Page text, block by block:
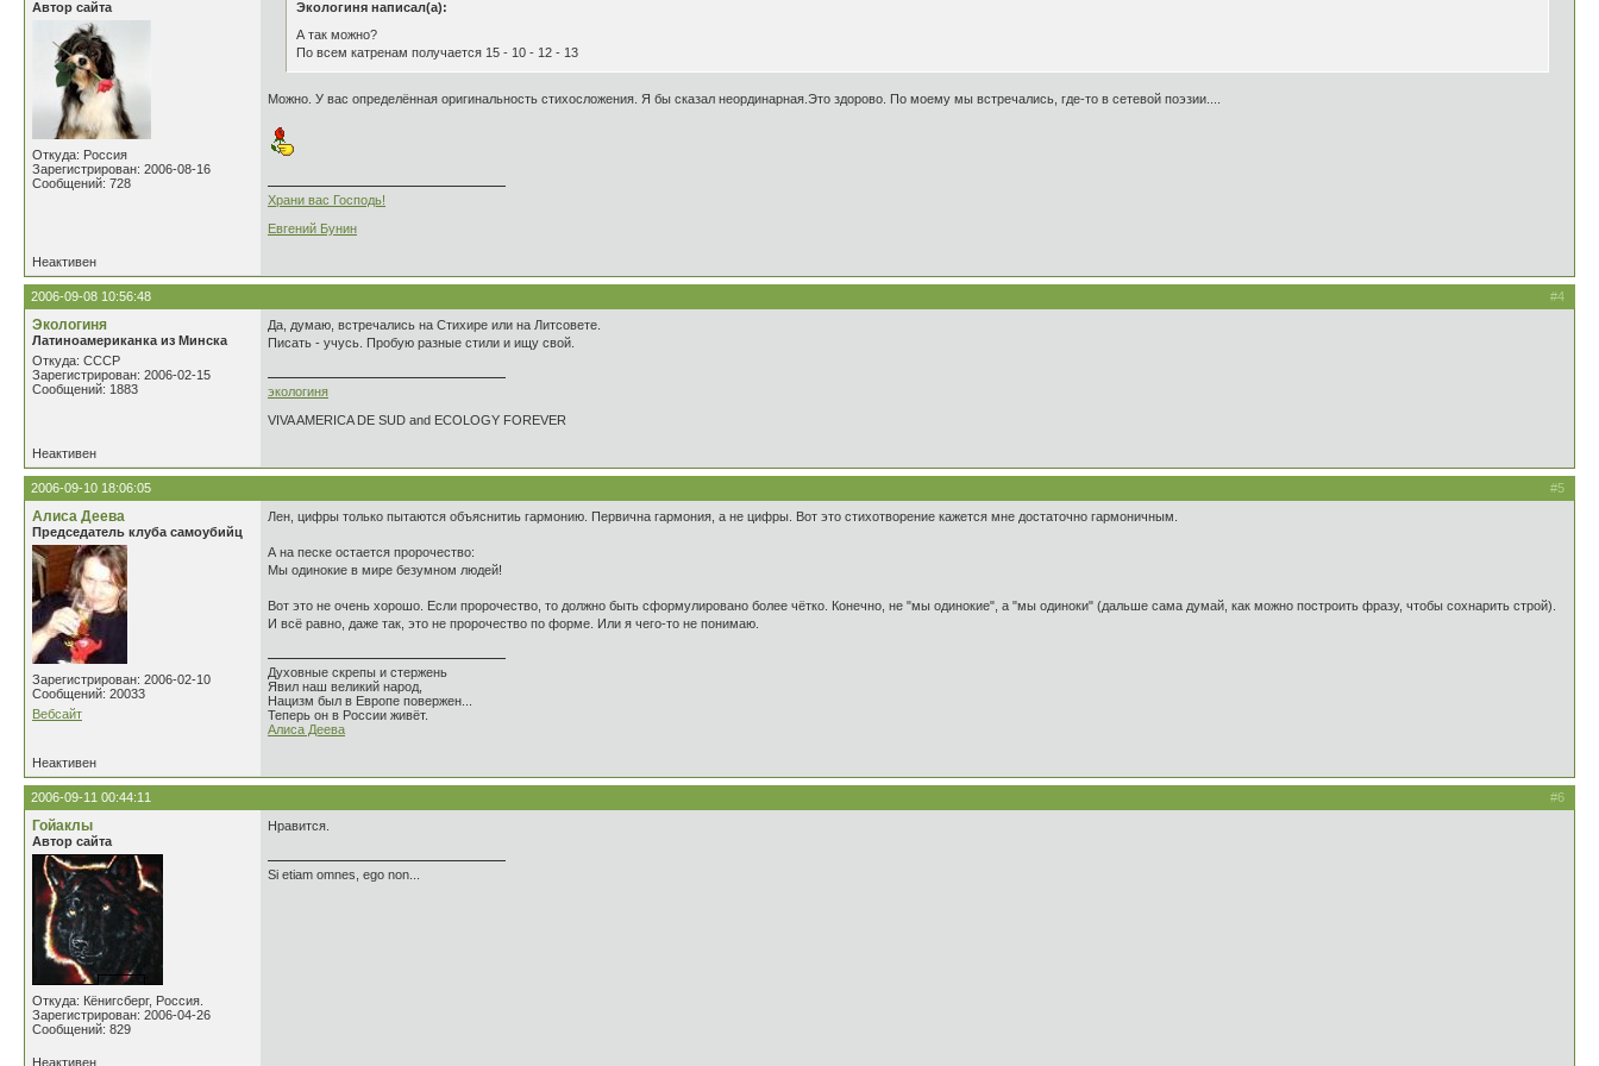
Автор сайта
Откуда: Россия
Зарегистрирован: 2006-08-16
Сообщений: 728
Экологиня написал(а):
А так можно?
По всем катренам получается 15 - 10 - 12 - 13
Можно. У вас определённая оригинальность стихосложения. Я бы сказал неординарная.Это здорово. По моему мы встречались, где-то в сетевой поэзии....
Храни вас Господь!
Евгений Бунин
Неактивен
#4
2006-09-08 10:56:48
Экологиня
Латиноамериканка из Минска
Откуда: СССР
Зарегистрирован: 2006-02-15
Сообщений: 1883
Да, думаю, встречались на Стихире или на Литсовете.
Писать - учусь. Пробую разные стили и ищу свой.
экологиня
VIVA AMERICA DE SUD and ECOLOGY FOREVER
Неактивен
#5
2006-09-10 18:06:05
Алиса Деева
Председатель клуба самоубийц
Зарегистрирован: 2006-02-10
Сообщений: 20033
Вебсайт
Лен, цифры только пытаются объяснитиь гармонию. Первична гармония, а не цифры. Вот это стихотворение кажется мне достаточно гармоничным.
А на песке остается пророчество:
Мы одинокие в мире безумном людей!
Вот это не очень хорошо. Если пророчество, то должно быть сформулировано более чётко. Конечно, не "мы одинокие", а "мы одиноки" (дальше сама думай, как можно построить фразу, чтобы сохнарить строй).
И всё равно, даже так, это не пророчество по форме. Или я чего-то не понимаю.
Духовные скрепы и стержень
Явил наш великий народ,
Нацизм был в Европе повержен...
Теперь он в России живёт.
Алиса Деева
Неактивен
#6
2006-09-11 00:44:11
Гойаклы
Автор сайта
Откуда: Кёнигсберг, Россия.
Зарегистрирован: 2006-04-26
Сообщений: 829
Нравится.
Si etiam omnes, ego non...
Неактивен